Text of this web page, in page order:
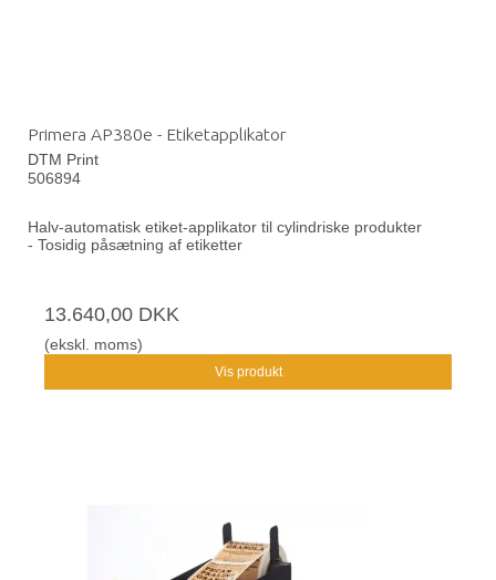
Primera AP380e - Etiketapplikator
DTM Print
506894
Halv-automatisk etiket-applikator til cylindriske produkter
- Tosidig påsætning af etiketter
13.640,00 DKK
(ekskl. moms)
Vis produkt